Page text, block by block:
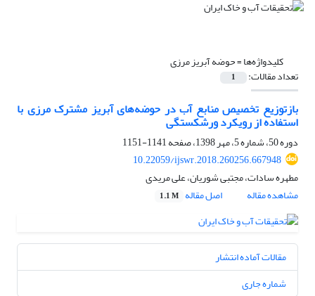
کلیدواژه‌ها =حوضه آبریز مرزی
تعداد مقالات: 1
بازتوزیع تخصیص منابع آب در حوضه‌های آبریز مشترک مرزی با
استفاده از رویکرد ورشکستگی
دوره 50، شماره 5، مهر 1398، صفحه
1141-1151
10.22059/ijswr.2018.260256.667948
مطهره سادات، مجتبی شوریان، علی مریدی
مشاهده مقاله
اصل مقاله 1.1 M
مقالات آماده انتشار
شماره جاری